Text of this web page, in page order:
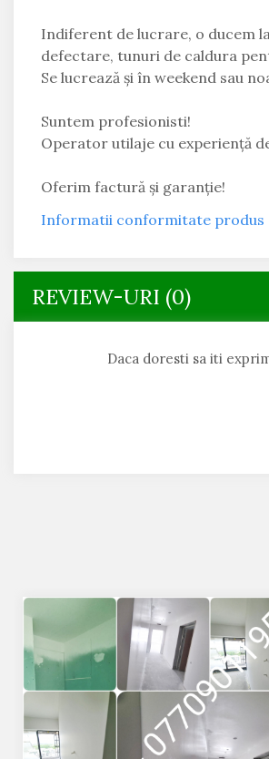
Indiferent de lucrare, o ducem
defectare, tunuri de caldura
Se lucrează și în weekend sau
Suntem profesionisti!
Operator utilaje cu experiență
Oferim factură și garanție!
Informatii conformitate produs
REVIEW-URI (0)
Daca doresti sa iti